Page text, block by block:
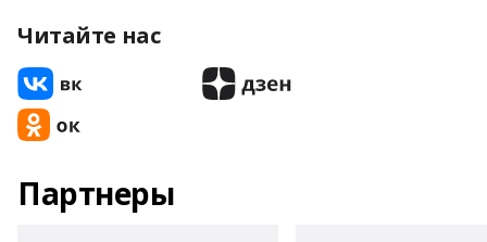
Читайте нас
Партнеры